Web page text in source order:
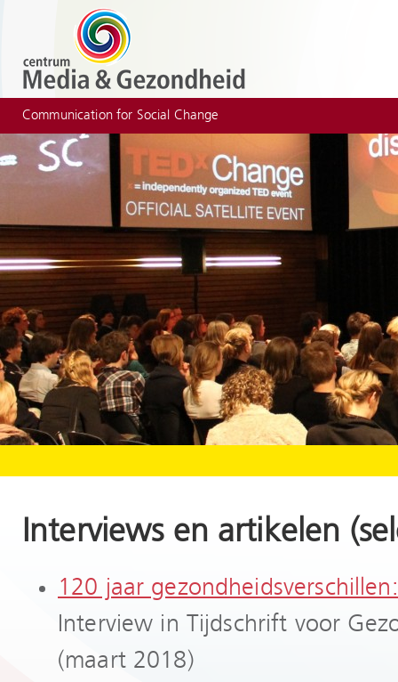
Communication for Social Change
Interviews en artikelen
120 jaar
Interview in Tijdschrift voor
(maart 2018)